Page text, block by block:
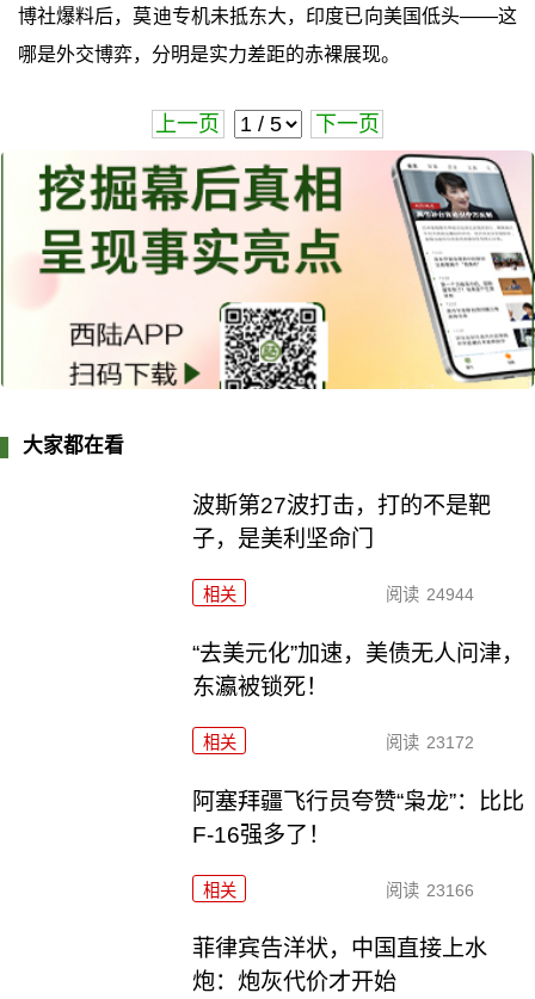
博社爆料后，莫迪专机未抵东大，印度已向美国低头——这
哪是外交博弈，分明是实力差距的赤裸展现。
上一页 下一页
大家都在看
波斯第27波打击，打的不是靶
子，是美利坚命门
相关 阅读 24944
“去美元化”加速，美债无人问津，
东瀛被锁死！
相关 阅读 23172
阿塞拜疆飞行员夸赞“枭龙”：比比
F-16强多了！
相关 阅读 23166
菲律宾告洋状，中国直接上水
炮：炮灰代价才开始